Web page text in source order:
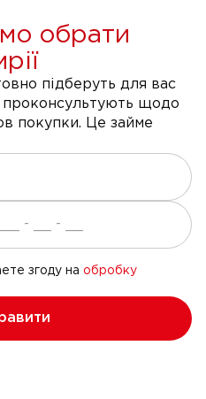
обрати
підберуть для вас
проконсультують щодо
покупки. Це займе
згоду на обробку